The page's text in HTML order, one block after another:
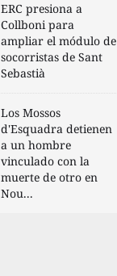
ERC presiona a
Collboni para
ampliar el módulo de
socorristas de Sant
Sebastià
Los Mossos
d'Esquadra detienen
a un hombre
vinculado con la
muerte de otro en
Nou...